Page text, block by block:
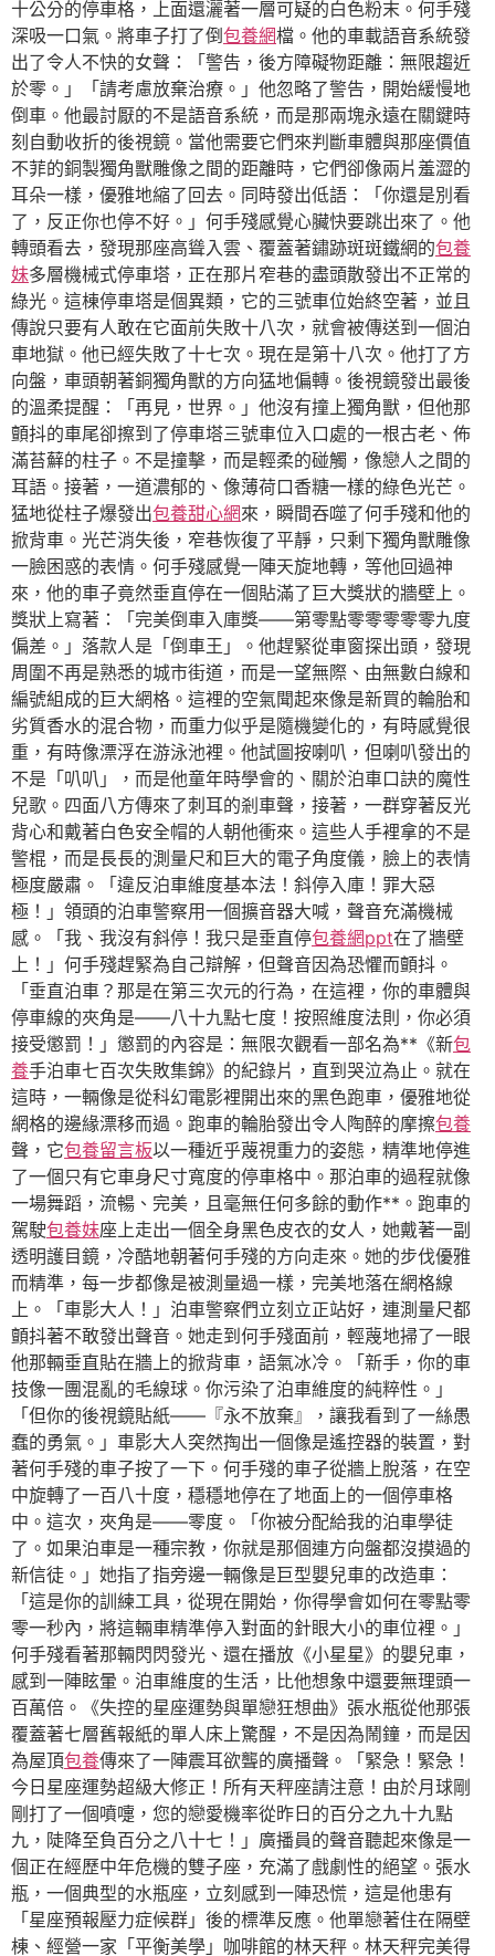
十公分的停車格，上面還灑著一層可疑的白色粉末。何手殘
深吸一口氣。將車子打了倒包養網檔。他的車載語音系統發
出了令人不快的女聲：「警告，後方障礙物距離：無限趨近
於零。」「請考慮放棄治療。」他忽略了警告，開始緩慢地
倒車。他最討厭的不是語音系統，而是那兩塊永遠在關鍵時
刻自動收折的後視鏡。當他需要它們來判斷車體與那座價值
不菲的銅製獨角獸雕像之間的距離時，它們卻像兩片羞澀的
耳朵一樣，優雅地縮了回去。同時發出低語：「你還是別看
了，反正你也停不好。」何手殘感覺心臟快要跳出來了。他
轉頭看去，發現那座高聳入雲、覆蓋著鏽跡斑斑鐵網的包養
妹多層機械式停車塔，正在那片窄巷的盡頭散發出不正常的
綠光。這棟停車塔是個異類，它的三號車位始終空著，並且
傳說只要有人敢在它面前失敗十八次，就會被傳送到一個泊
車地獄。他已經失敗了十七次。現在是第十八次。他打了方
向盤，車頭朝著銅獨角獸的方向猛地偏轉。後視鏡發出最後
的溫柔提醒：「再見，世界。」他沒有撞上獨角獸，但他那
顫抖的車尾卻擦到了停車塔三號車位入口處的一根古老、佈
滿苔蘚的柱子。不是撞擊，而是輕柔的碰觸，像戀人之間的
耳語。接著，一道濃郁的、像薄荷口香糖一樣的綠色光芒。
猛地從柱子爆發出包養甜心網來，瞬間吞噬了何手殘和他的
掀背車。光芒消失後，窄巷恢復了平靜，只剩下獨角獸雕像
一臉困惑的表情。何手殘感覺一陣天旋地轉，等他回過神
來，他的車子竟然垂直停在一個貼滿了巨大獎狀的牆壁上。
獎狀上寫著：「完美倒車入庫獎——第零點零零零零零九度
偏差。」落款人是「倒車王」。他趕緊從車窗探出頭，發現
周圍不再是熟悉的城市街道，而是一望無際、由無數白線和
編號組成的巨大網格。這裡的空氣聞起來像是新買的輪胎和
劣質香水的混合物，而重力似乎是隨機變化的，有時感覺很
重，有時像漂浮在游泳池裡。他試圖按喇叭，但喇叭發出的
不是「叭叭」，而是他童年時學會的、關於泊車口訣的魔性
兒歌。四面八方傳來了刺耳的剎車聲，接著，一群穿著反光
背心和戴著白色安全帽的人朝他衝來。這些人手裡拿的不是
警棍，而是長長的測量尺和巨大的電子角度儀，臉上的表情
極度嚴肅。「違反泊車維度基本法！斜停入庫！罪大惡
極！」領頭的泊車警察用一個擴音器大喊，聲音充滿機械
感。「我、我沒有斜停！我只是垂直停包養網ppt在了牆壁
上！」何手殘趕緊為自己辯解，但聲音因為恐懼而顫抖。
「垂直泊車？那是在第三次元的行為，在這裡，你的車體與
停車線的夾角是——八十九點七度！按照維度法則，你必須
接受懲罰！」懲罰的內容是：無限次觀看一部名為**《新包
養手泊車七百次失敗集錦》的紀錄片，直到哭泣為止。就在
這時，一輛像是從科幻電影裡開出來的黑色跑車，優雅地從
網格的邊緣漂移而過。跑車的輪胎發出令人陶醉的摩擦包養
聲，它包養留言板以一種近乎蔑視重力的姿態，精準地停進
了一個只有它車身尺寸寬度的停車格中。那泊車的過程就像
一場舞蹈，流暢、完美，且毫無任何多餘的動作**。跑車的
駕駛包養妹座上走出一個全身黑色皮衣的女人，她戴著一副
透明護目鏡，冷酷地朝著何手殘的方向走來。她的步伐優雅
而精準，每一步都像是被測量過一樣，完美地落在網格線
上。「車影大人！」泊車警察們立刻立正站好，連測量尺都
顫抖著不敢發出聲音。她走到何手殘面前，輕蔑地掃了一眼
他那輛垂直貼在牆上的掀背車，語氣冰冷。「新手，你的車
技像一團混亂的毛線球。你污染了泊車維度的純粹性。」
「但你的後視鏡貼紙——『永不放棄』，讓我看到了一絲愚
蠢的勇氣。」車影大人突然掏出一個像是遙控器的裝置，對
著何手殘的車子按了一下。何手殘的車子從牆上脫落，在空
中旋轉了一百八十度，穩穩地停在了地面上的一個停車格
中。這次，夾角是——零度。「你被分配給我的泊車學徒
了。如果泊車是一種宗教，你就是那個連方向盤都沒摸過的
新信徒。」她指了指旁邊一輛像是巨型嬰兒車的改造車：
「這是你的訓練工具，從現在開始，你得學會如何在零點零
零一秒內，將這輛車精準停入對面的針眼大小的車位裡。」
何手殘看著那輛閃閃發光、還在播放《小星星》的嬰兒車，
感到一陣眩暈。泊車維度的生活，比他想象中還要無理頭一
百萬倍。《失控的星座運勢與單戀狂想曲》張水瓶從他那張
覆蓋著七層舊報紙的單人床上驚醒，不是因為鬧鐘，而是因
為屋頂包養傳來了一陣震耳欲聾的廣播聲。「緊急！緊急！
今日星座運勢超級大修正！所有天秤座請注意！由於月球剛
剛打了一個噴嚏，您的戀愛機率從昨日的百分之九十九點
九，陡降至負百分之八十七！」廣播員的聲音聽起來像是一
個正在經歷中年危機的雙子座，充滿了戲劇性的絕望。張水
瓶，一個典型的水瓶座，立刻感到一陣恐慌，這是他患有
「星座預報壓力症候群」後的標準反應。他單戀著住在隔壁
棟、經營一家「平衡美學」咖啡館的林天秤。林天秤完美得